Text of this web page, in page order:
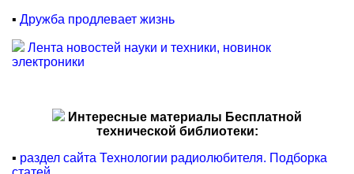
▪ Дружба продлевает жизнь
Лента новостей науки и техники, новинок
электроники
Интересные материалы Бесплатной
технической библиотеки:
▪ раздел сайта Технологии радиолюбителя. Подборка